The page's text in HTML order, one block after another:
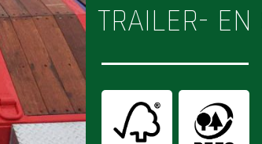
TRAILER- EN